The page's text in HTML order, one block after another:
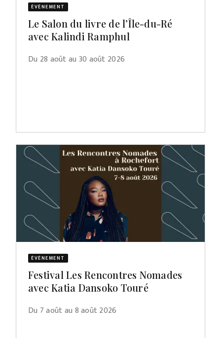
ÉVÈNEMENT
Le Salon du livre de l’Île-du-Ré
avec Kalindi Ramphul
Du 28 août au 30 août 2026
ÉVÈNEMENT
Festival Les Rencontres Nomades
avec Katia Dansoko Touré
Du 7 août au 8 août 2026